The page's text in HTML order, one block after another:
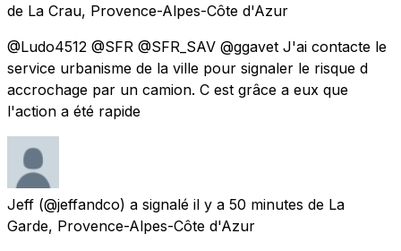
de La Crau, Provence-Alpes-Côte d'Azur
@Ludo4512 @SFR @SFR_SAV @ggavet J'ai contacte le
service urbanisme de la ville pour signaler le risque d
accrochage par un camion. C est grâce a eux que
l'action a été rapide
Jeff (@jeffandco) a signalé il y a 50 minutes de La
Garde, Provence-Alpes-Côte d'Azur